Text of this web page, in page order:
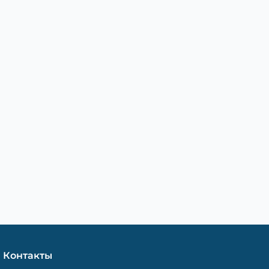
Контакты